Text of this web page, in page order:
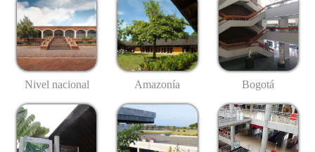
Nivel nacional Amazonía Bogotá